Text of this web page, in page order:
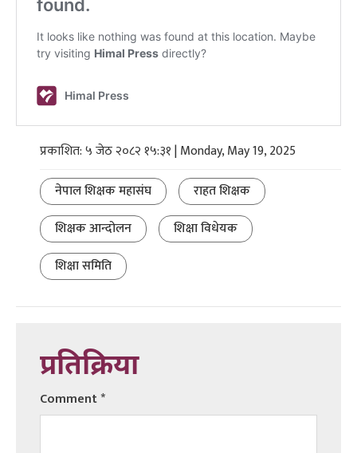
प्रकाशित: ५ जेठ २०८२ १५:३१ | Monday, May 19, 2025
नेपाल शिक्षक महासंघ
राहत शिक्षक
शिक्षक आन्दोलन
शिक्षा विधेयक
शिक्षा समिति
प्रतिक्रिया
Comment*